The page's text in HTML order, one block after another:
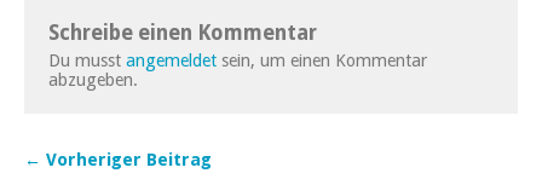
Schreibe einen Kommentar
Du musst angemeldet sein, um einen Kommentar
abzugeben.
← Vorheriger Beitrag